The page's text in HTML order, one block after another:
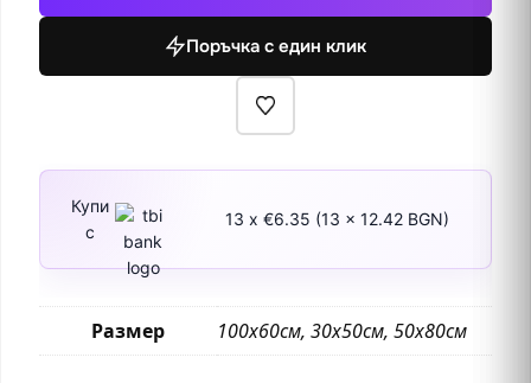
през
Поръчка с един клик
Купи
с
13 x €6.35 (13 x 12.42 BGN)
Размер 100х60см, 30х50см, 50х80см